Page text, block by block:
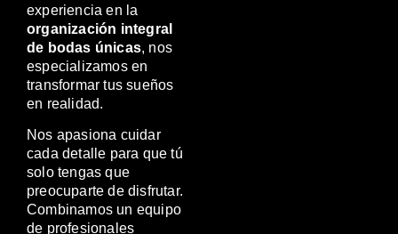
experiencia en la
organización integral
de bodas únicas, nos
especializamos en
transformar tus sueños
en realidad.
Nos apasiona cuidar
cada detalle para que tú
solo tengas que
preocuparte de disfrutar.
Combinamos un equipo
de profesionales